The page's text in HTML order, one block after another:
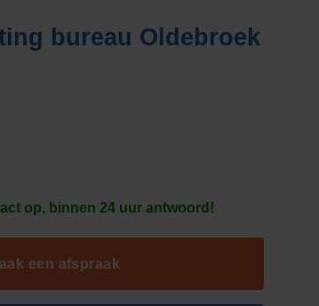
bureau Oldebroek
op, binnen 24 uur antwoord!
een afspraak